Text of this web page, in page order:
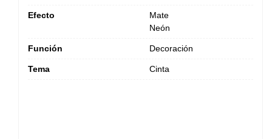
Efecto
Mate
Neón
Función Decoración
Tema Cinta